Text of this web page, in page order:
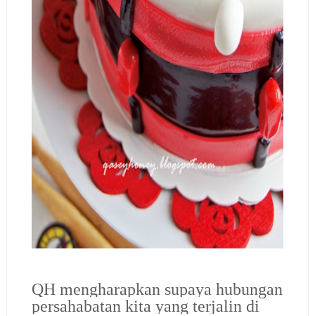
QH mengharapkan supaya hubungan
persahabatan kita yang terjalin di